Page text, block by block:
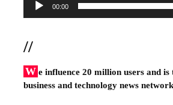
00:00
//
W e influence 20 million users and is
business and technology news